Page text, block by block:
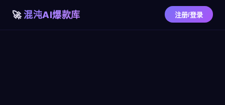
混沌AI爆款库 注册/登录